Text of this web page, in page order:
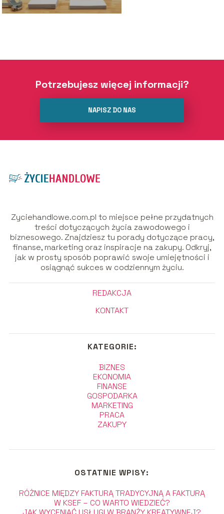
Potrzebujesz więcej informacji?
NAPISZ DO NAS
Zyciehandlowe.com.pl to miejsce pełne przydatnych
treści dotyczących życia zawodowego i
biznesowego. Znajdziesz tu porady dotyczące pracy,
finanse, marketing oraz inspiracje na zakupy. Odkryj,
jak w prosty sposób poprawić swoje umiejętności i
osiągnąć sukces w codziennym życiu.
REDAKCJA
KONTAKT
KATEGORIE:
BIZNES
EKONOMIA
FINANSE
GOSPODARKA
MARKETING
PRACA
ZAKUPY
OSTATNIE WPISY:
RÓŻNICE MIĘDZY FAKTURĄ TRADYCYJNĄ A FAKTURĄ
W KSEF – CO WARTO WIEDZIEĆ?